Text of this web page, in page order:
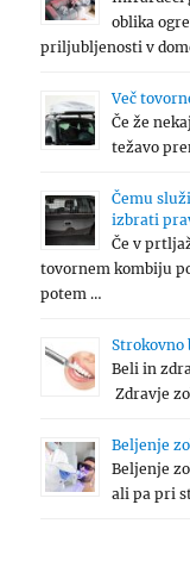
oblika
priljubljenosti v
Več
Če že
težavo
Čemu
izbrati
Če v
tovornem kombiju
potem …
Strokovno
Beli in
Zdravje
Beljenje
Beljenje
ali pa pri